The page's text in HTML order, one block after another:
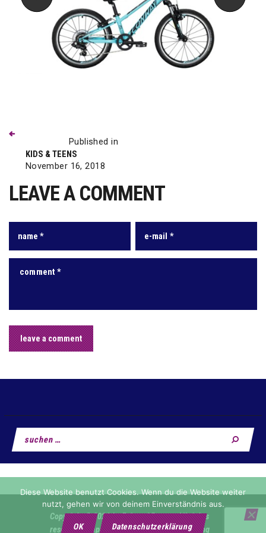
Published in
KIDS & TEENS
November 16, 2018
LEAVE A COMMENT
Suchen
nach:
Copyright © 2026 by Fahrrad Reuter. All rights
reserved •Impressum & Datenschutzerklärung
Diese Website benutzt Cookies. Wenn du die Website weiter
nutzt, gehen wir von deinem Einverständnis aus.
OK Datenschutzerklärung